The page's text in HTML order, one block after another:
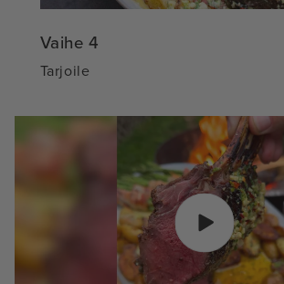
Vaihe 4
Tarjoile